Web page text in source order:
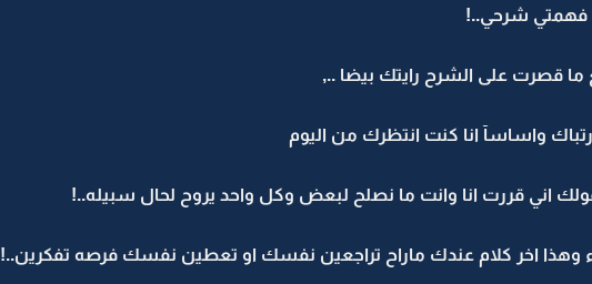
فهمتي شرحي..!
قصرت على الشرح رايتك بيضا ..,
واساسآ انا كنت انتظرك من اليوم
اني قررت انا وانت ما نصلح لبعض وكل واحد يروح لحال سبيله..!
وهذا اخر كلام عندك ماراح تراجعين نفسك او تعطين نفسك فرصه تفكرين..!